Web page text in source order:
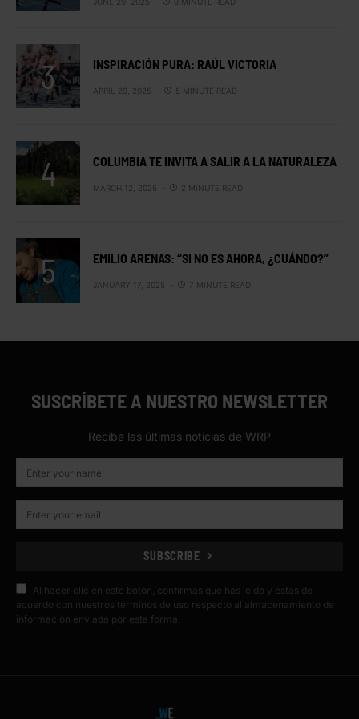
INSPIRACIÓN PURA: RAÚL VICTORIA
APRIL 29, 2025 5 MINUTE READ
COLUMBIA TE INVITA A SALIR A LA NATURALEZA
MARCH 12, 2025 2 MINUTE READ
EMILIO ARENAS: “SI NO ES AHORA, ¿CUÁNDO?”
JANUARY 17, 2025 7 MINUTE READ
SUSCRÍBETE A NUESTRO NEWSLETTER
Recibe las últimas noticias de WRP
SUBSCRIBE
Al hacer clic en este botón, confirmas que has leído y estas de
acuerdo con nuestros términos de uso respecto al almacenamiento de
información enviada por esta forma.